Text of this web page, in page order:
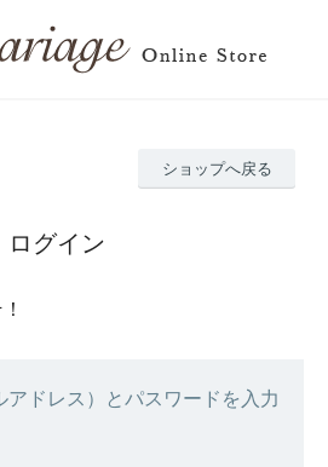
ショップへ戻る
ログイン
アドレス）とパスワードを入力